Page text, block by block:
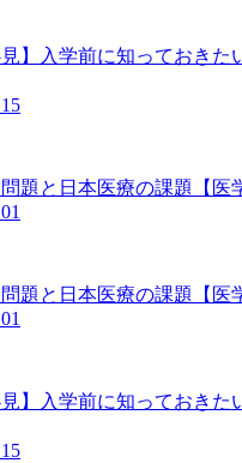
見】入学前に知っておきた
題と日本医療の課題【医
題と日本医療の課題【医
見】入学前に知っておきた